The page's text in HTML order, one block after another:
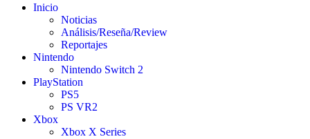
Inicio
Noticias
Análisis/Reseña/Review
Reportajes
Nintendo
Nintendo Switch 2
PlayStation
PS5
PS VR2
Xbox
Xbox X Series